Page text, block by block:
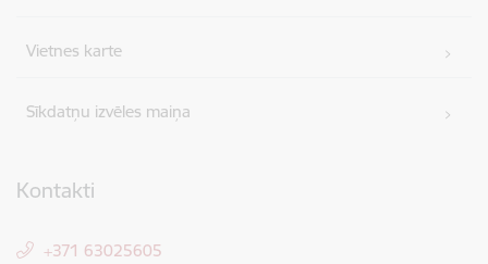
Vietnes karte
Sīkdatņu izvēles maiņa
Kontakti
+371 63025605